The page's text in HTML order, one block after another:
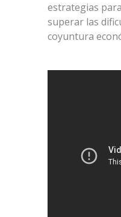
estrategias
superar las
coyuntura